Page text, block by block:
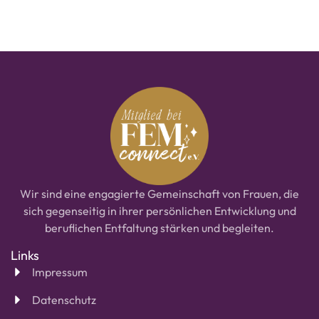
Wir sind eine engagierte Gemeinschaft von Frauen, die
sich gegenseitig in ihrer persönlichen Entwicklung und
beruflichen Entfaltung stärken und begleiten.
Links
Impressum
Datenschutz